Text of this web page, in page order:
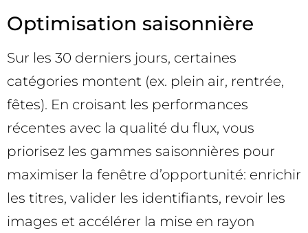
Optimisation saisonnière
Sur les 30 derniers jours, certaines
catégories montent (ex. plein air, rentrée,
fêtes). En croisant les performances
récentes avec la qualité du flux, vous
priorisez les gammes saisonnières pour
maximiser la fenêtre d’opportunité: enrichir
les titres, valider les identifiants, revoir les
images et accélérer la mise en rayon